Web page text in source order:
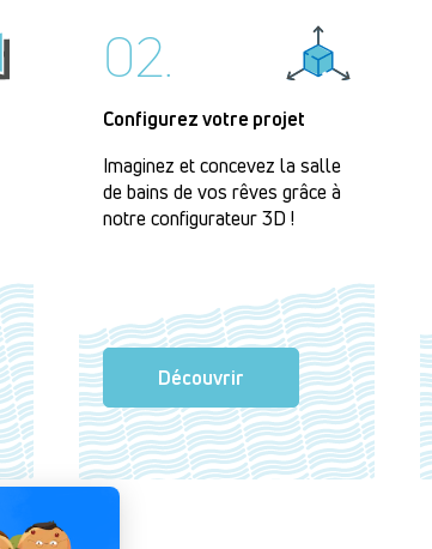
02.
Configurez votre projet
Imaginez et concevez la salle
de bains de vos rêves grâce à
notre configurateur 3D !
Découvrir